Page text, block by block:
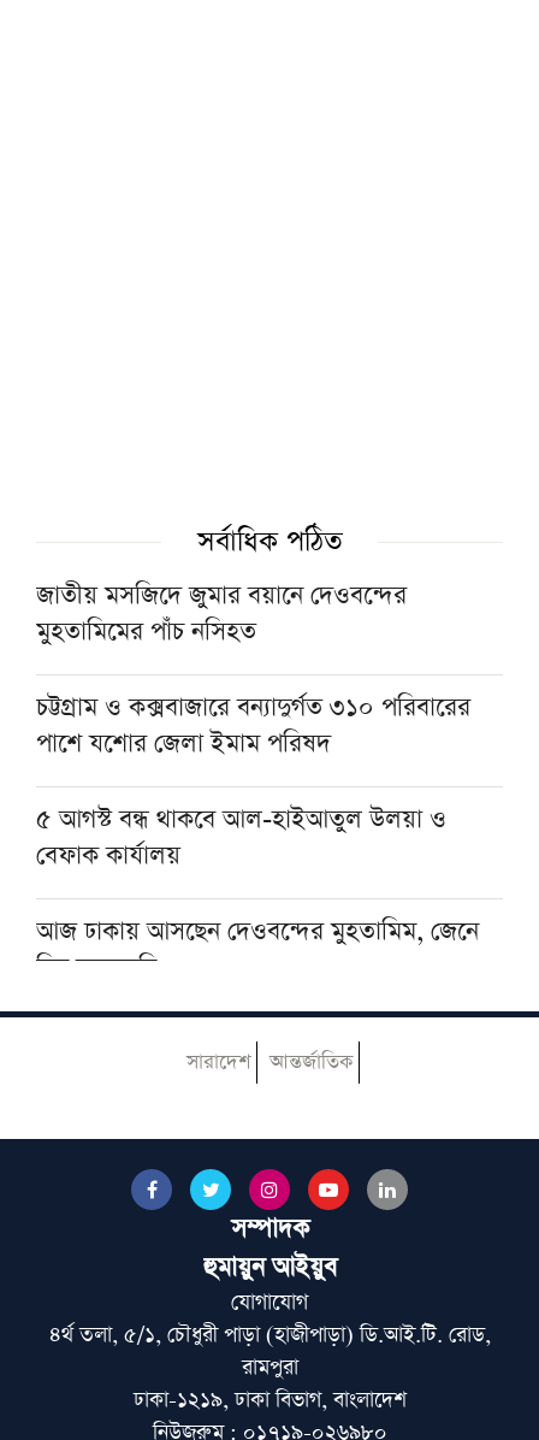
সমাজ ‘সবুজ অর্থনীতি’ গড়তে প্রস্তুত’
রাষ্ট্রপতি হতে যেসব যোগ্যতা প্রয়োজন
প্রধানমন্ত্রীর কাছে সাদপন্থীদের ইজতেমা বন্ধের দাবি
হেফাজতের
রাষ্ট্রপতির শপথ অনুষ্ঠান উপলক্ষে ৬ কমিটি গঠন
সর্বাধিক পঠিত
জাতীয় মসজিদে জুমার বয়ানে দেওবন্দের
মুহতামিমের পাঁচ নসিহত
চট্টগ্রাম ও কক্সবাজারে বন্যাদুর্গত ৩১০ পরিবারের
পাশে যশোর জেলা ইমাম পরিষদ
৫ আগস্ট বন্ধ থাকবে আল-হাইআতুল উলয়া ও
বেফাক কার্যালয়
আজ ঢাকায় আসছেন দেওবন্দের মুহতামিম, জেনে
নিন সফরসূচি
পায়ে হেঁটে হজের উদ্দেশে রওয়ানা করলেন নাটোরের
ইলমি সেমিনার অনুষ্ঠিত
বেফাকের ইবতিদাইয়া মারহালার মানবণ্টন নিয়ে
ছুটিতেও স্মার্টফোন থেকে দূরে, পুরস্কৃত জামিয়া
রশীদিয়ার আড়াই হাজার শিক্ষার্থী
সারাদেশ আন্তর্জাতিক
সম্পাদক
হুমায়ুন আইয়ুব
যোগাযোগ
৪র্থ তলা, ৫/১, চৌধুরী পাড়া (হাজীপাড়া) ডি.আই.টি. রোড,
রামপুরা
ঢাকা-১২১৯, ঢাকা বিভাগ, বাংলাদেশ
নিউজরুম : ০১৭১৯-০২৬৯৮০